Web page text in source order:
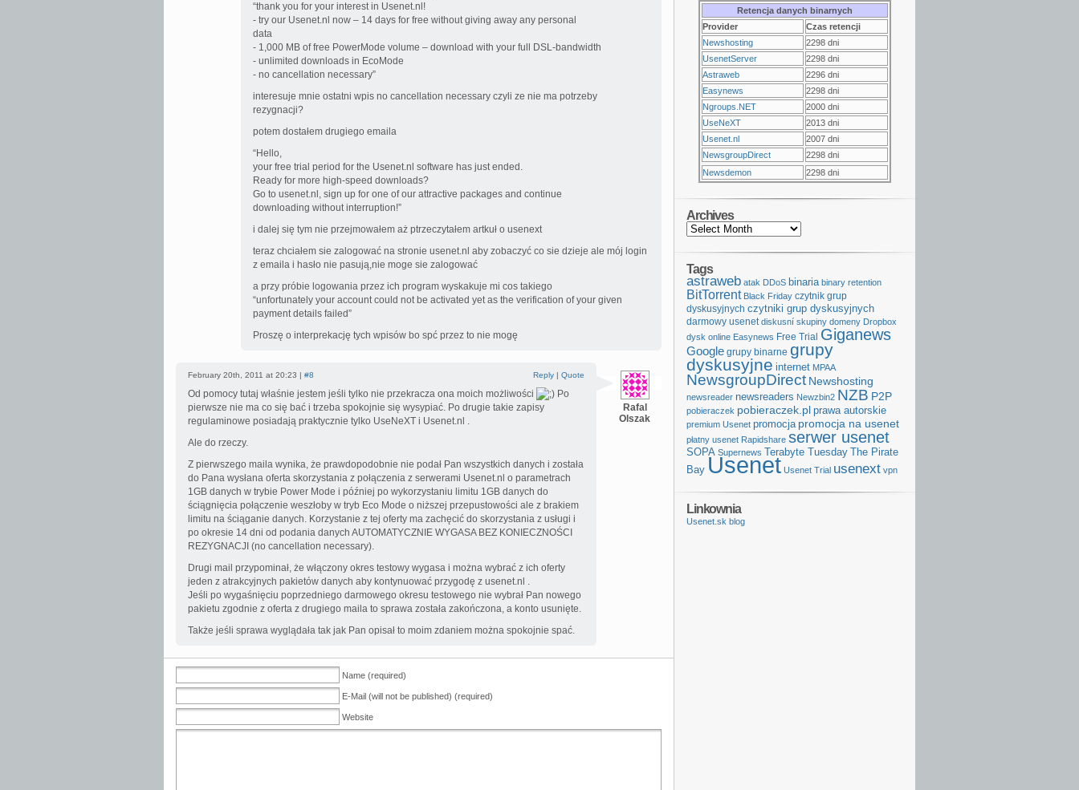
“thank you for your interest in Usenet.nl!
- try our Usenet.nl now – 14 days for free without giving away any personal
data
- 1,000 MB of free PowerMode volume – download with your full DSL-bandwidth
- unlimited downloads in EcoMode
- no cancellation necessary”
interesuje mnie ostatni wpis no cancellation necessary czyli ze nie ma potrzeby
rezygnacji?
potem dostałem drugiego emaila
“Hello,
your free trial period for the Usenet.nl software has just ended.
Ready for more high-speed downloads?
Go to usenet.nl, sign up for one of our attractive packages and continue
downloading without interruption!”
i dalej się tym nie przejmowałem aż ptrzeczytałem artkuł o usenext
teraz chciałem sie zalogować na stronie usenet.nl aby zobaczyć co sie dzieje ale mój login
z emaila i hasło nie pasują,nie moge sie zalogować
a przy próbie logowania przez ich program wyskakuje mi cos takiego
“unfortunately your account could not be activated yet as the verification of your given
payment details failed”
Proszę o interprekację tych wpisów bo spć przez to nie mogę
Rafal
Olszak
February 20th, 2011 at 20:23 | #8 Reply | Quote
Od pomocy tutaj właśnie jestem jeśli tylko nie przekracza ona moich możliwości
Po
pierwsze nie ma co się bać i trzeba spokojnie się wysypiać. Po drugie takie zapisy
regulaminowe posiadają praktycznie tylko UseNeXT i Usenet.nl .
Ale do rzeczy.
Z pierwszego maila wynika, że prawdopodobnie nie podał Pan wszystkich danych i została
do Pana wysłana oferta skorzystania z połączenia z serwerami Usenet.nl o parametrach
1GB danych w trybie Power Mode i później po wykorzystaniu limitu 1GB danych do
ściągnięcia połączenie weszłoby w tryb Eco Mode o niższej przepustowości ale z brakiem
limitu na ściąganie danych. Korzystanie z tej oferty ma zachęcić do skorzystania z usługi i
po okresie 14 dni od podania danych AUTOMATYCZNIE WYGASA BEZ KONIECZNOŚCI
REZYGNACJI (no cancellation necessary).
Drugi mail przypominał, że włączony okres testowy wygasa i można wybrać z ich oferty
jeden z atrakcyjnych pakietów danych aby kontynuować przygodę z usenet.nl .
Jeśli po wygaśnięciu poprzedniego darmowego okresu testowego nie wybrał Pan nowego
pakietu zgodnie z oferta z drugiego maila to sprawa została zakończona, a konto usunięte.
Także jeśli sprawa wyglądała tak jak Pan opisał to moim zdaniem można spokojnie spać.
Name (required)
E-Mail (will not be published) (required)
Website
Retencja danych binarnych
Provider
Czas retencji
Newshosting
2298 dni
UsenetServer
2298 dni
Astraweb
2296 dni
Easynews
2298 dni
Ngroups.NET
2000 dni
UseNeXT
2013 dni
Usenet.nl
2007 dni
NewsgroupDirect
2298 dni
Newsdemon
2298 dni
Archives
Tags
astraweb atak DDoS binaria binary retention
BitTorrent Black Friday czytnik grup
dyskusyjnych czytniki grup dyskusyjnych
darmowy usenet diskusní skupiny domeny Dropbox
dysk online Easynews Free Trial Giganews
Google grupy binarne grupy
dyskusyjne internet MPAA
NewsgroupDirect Newshosting
newsreader newsreaders Newzbin2 NZB P2P
pobieraczek pobieraczek.pl prawa autorskie
premium Usenet promocja promocja na usenet
płatny usenet Rapidshare serwer usenet
SOPA Supernews Terabyte Tuesday The Pirate
Bay Usenet Usenet Trial usenext vpn
Linkownia
Usenet.sk blog